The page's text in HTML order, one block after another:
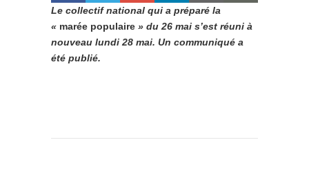
Le collectif national qui a préparé la
« marée populaire » du 26 mai s’est réuni à
nouveau lundi 28 mai. Un communiqué a
été publié.